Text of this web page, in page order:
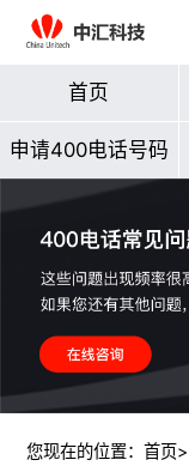
首页
申请400电话号码
您现在的位置： 首页>